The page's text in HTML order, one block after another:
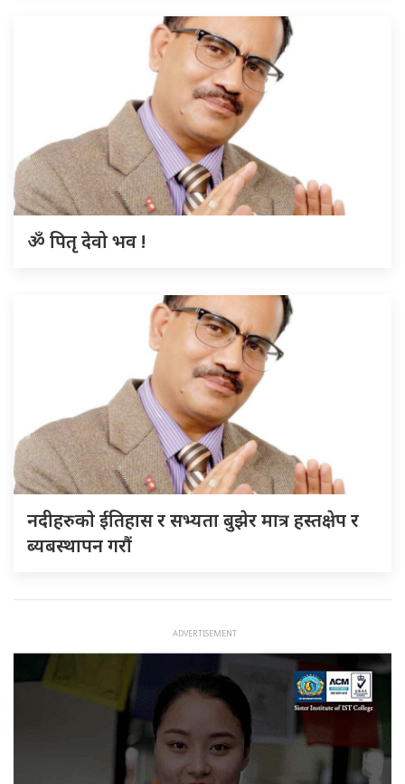
ॐ पितृ देवो भव !
नदीहरुकाे ईतिहास र सभ्यता बुझेर मात्र हस्तक्षेप र
ब्यबस्थापन गराैं